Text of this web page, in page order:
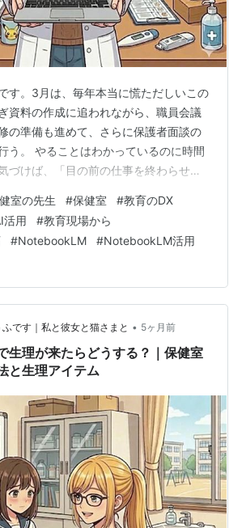
す。3月は、毎年本当に慌ただしいこの
資料の作成に追われながら、職員会議
の準備も進めて、さらに保護者面談の
う。 やることはわかっているのに時間
けば、「目の前の仕事を終わらせる
楽しむ余裕とか、教員にとって一番大
ちているような感覚がいつもありまし
事は、正確さと抜け漏れのなさが求め
時に、「余裕そうに見せる」というの
が難しくなるのが春🌸 余裕のない保健
。そう思って私は、「いか…
室の先生 #保健室 #教育のDX
活用 #教育現場から
#NotebookLM #NotebookLM活用
です｜私と彼女と猫さまと • 5ヶ月前
生理が来たらどうする？｜保健室
と生理アイテム